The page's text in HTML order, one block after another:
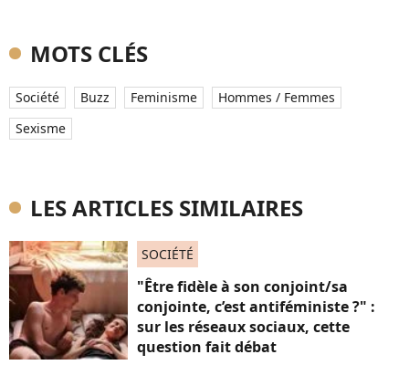
MOTS CLÉS
Société Buzz Feminisme
Hommes / Femmes
Sexisme
LES ARTICLES SIMILAIRES
SOCIÉTÉ
"Être fidèle à son conjoint/sa
conjointe, c’est antiféministe ?" :
sur les réseaux sociaux, cette
question fait débat